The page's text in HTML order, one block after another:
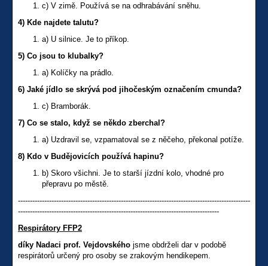
c) V zimě. Používá se na odhrabávání sněhu.
4) Kde najdete talutu?
a) U silnice. Je to příkop.
5) Co jsou to klubalky?
a) Kolíčky na prádlo.
6) Jaké jídlo se skrývá pod jihočeským označením cmunda?
c) Bramborák.
7) Co se stalo, když se někdo zberchal?
a) Uzdravil se, vzpamatoval se z něčeho, překonal potíže.
8) Kdo v Budějovicích používá hapinu?
b) Skoro všichni. Je to starší jízdní kolo, vhodné pro
přepravu po městě.
-------------------------------------------------------------------------------------------------
------------------------------------------------------------------------------------
Respirátory FFP2
díky Nadaci prof. Vejdovského jsme obdrželi dar v podobě
respirátorů určený pro osoby se zrakovým hendikepem.